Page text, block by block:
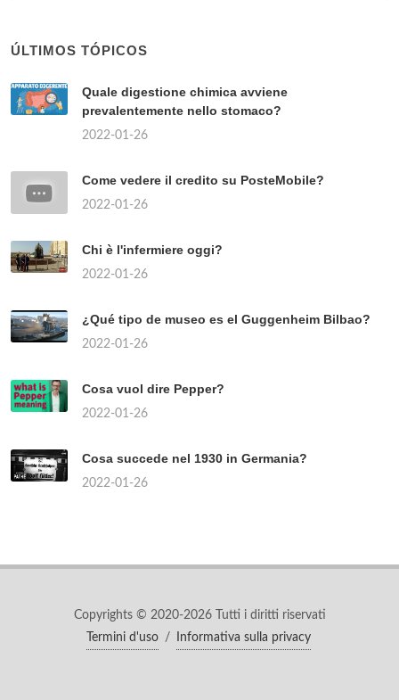
ÚLTIMOS TÓPICOS
Quale digestione chimica avviene
prevalentemente nello stomaco?
2022-01-26
Come vedere il credito su PosteMobile?
2022-01-26
Chi è l'infermiere oggi?
2022-01-26
¿Qué tipo de museo es el Guggenheim Bilbao?
2022-01-26
Cosa vuol dire Pepper?
2022-01-26
Cosa succede nel 1930 in Germania?
2022-01-26
Copyrights © 2020-2026 Tutti i diritti riservati
Termini d'uso
/ Informativa sulla privacy